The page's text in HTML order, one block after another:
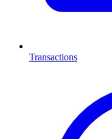
Transactions